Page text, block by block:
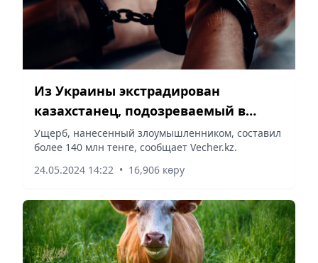
Из Украины экстрадирован
казахстанец, подозреваемый в
особо крупном мошенничестве
Ущерб, нанесенный злоумышленником, составил
более 140 млн тенге, сообщает Vecher.kz.
24.05.2024 14:22 • 16,906 көру